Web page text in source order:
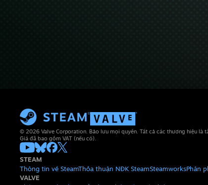
© 2026 Valve Corporation. Bảo lưu mọi quyền. Tất cả các thương hiệu là
Giá đã bao gồm VAT (nếu có).
STEAM
Thông tin về SteamThỏa thuận NĐK SteamSteamworksPhân
VALVE